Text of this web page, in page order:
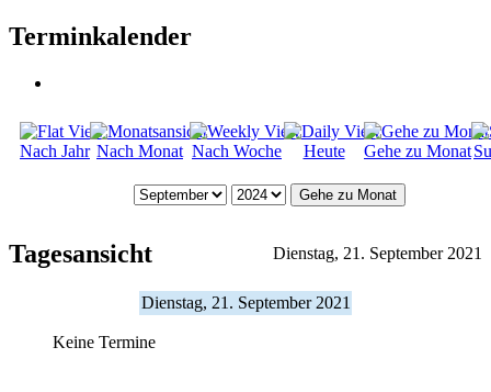
Terminkalender
Nach Jahr Nach Monat Nach Woche Heute Gehe zu Monat
Gehe zu Monat
Tagesansicht Dienstag, 21. September 2021
Dienstag, 21. September 2021
Keine Termine